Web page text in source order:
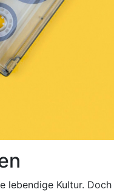
lebendige Kultur.